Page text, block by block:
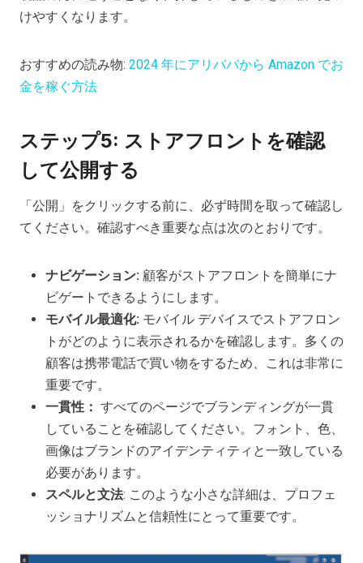
けやすくなります。
おすすめの読み物: 2024 年にアリババから Amazon でお
金を稼ぐ方法
ステップ5: ストアフロントを確認
して公開する
「公開」をクリックする前に、必ず時間を取って確認し
てください。確認すべき重要な点は次のとおりです。
ナビゲーション: 顧客がストアフロントを簡単にナ
ビゲートできるようにします。
モバイル最適化: モバイル デバイスでストアフロン
トがどのように表示されるかを確認します。多くの
顧客は携帯電話で買い物をするため、これは非常に
重要です。
一貫性： すべてのページでブランディングが一貫
していることを確認してください。フォント、色、
画像はブランドのアイデンティティと一致している
必要があります。
スペルと文法: このような小さな詳細は、プロフェ
ッショナリズムと信頼性にとって重要です。